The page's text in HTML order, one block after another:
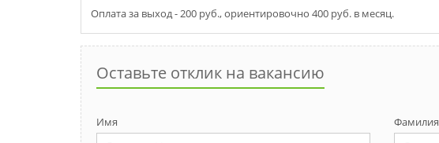
Оплата за выход - 200 руб., ориентировочно 400 руб. в месяц.
Оставьте отклик на вакансию
Имя Фамилия